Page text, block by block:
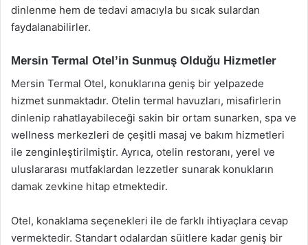
dinlenme hem de tedavi amacıyla bu sıcak sulardan
faydalanabilirler.
Mersin Termal Otel’in Sunmuş Olduğu Hizmetler
Mersin Termal Otel, konuklarına geniş bir yelpazede
hizmet sunmaktadır. Otelin termal havuzları, misafirlerin
dinlenip rahatlayabileceği sakin bir ortam sunarken, spa ve
wellness merkezleri de çeşitli masaj ve bakım hizmetleri
ile zenginleştirilmiştir. Ayrıca, otelin restoranı, yerel ve
uluslararası mutfaklardan lezzetler sunarak konukların
damak zevkine hitap etmektedir.
Otel, konaklama seçenekleri ile de farklı ihtiyaçlara cevap
vermektedir. Standart odalardan süitlere kadar geniş bir